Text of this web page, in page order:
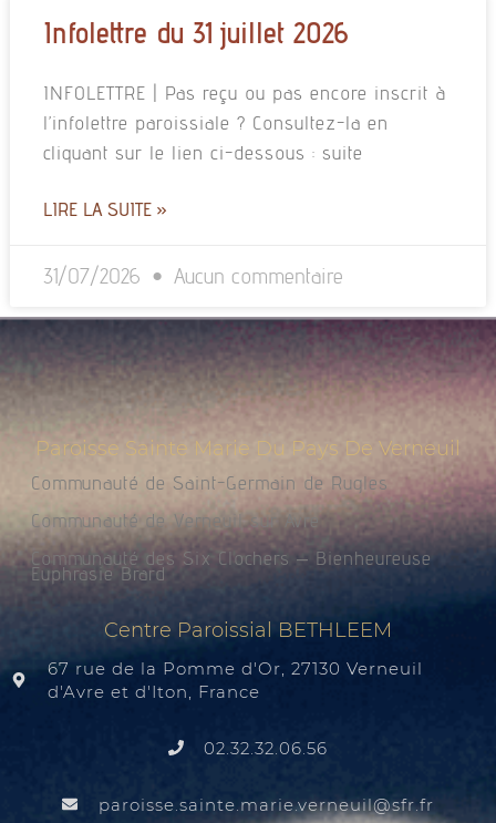
Infolettre du 31 juillet 2026
INFOLETTRE | Pas reçu ou pas encore inscrit à
l’infolettre paroissiale ? Consultez-la en
cliquant sur le lien ci-dessous : suite
LIRE LA SUITE »
31/07/2026 Aucun commentaire
Paroisse Sainte Marie Du Pays De Verneuil
Communauté de Saint-Germain de Rugles
Communauté de Verneuil sur Avre
Communauté des Six Clochers – Bienheureuse
Euphrasie Brard
Centre Paroissial BETHLEEM
67 rue de la Pomme d'Or, 27130 Verneuil
d'Avre et d'Iton, France
02.32.32.06.56
rf.rfs
@liuenrev.eiram.etnias.essiorap